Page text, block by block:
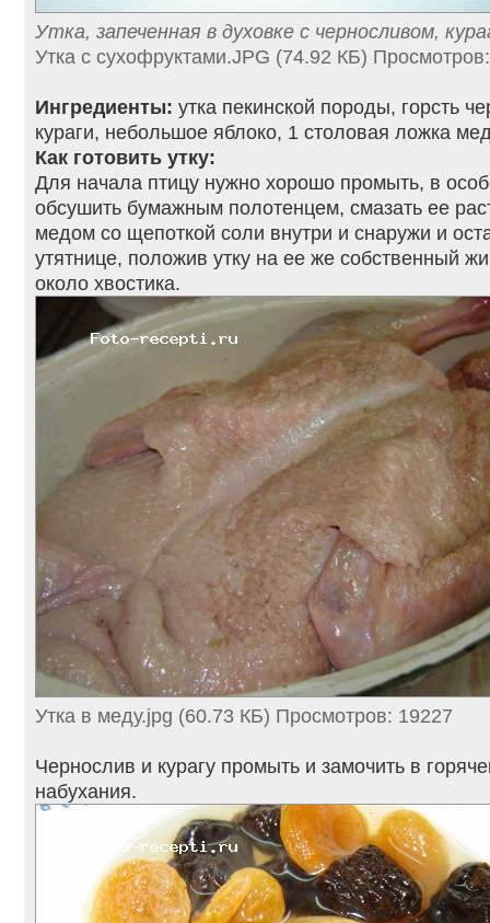
Утка, запеченная в духовке с черносливом,
Утка с сухофруктами.JPG (74.92 КБ)
Ингредиенты: утка пекинской породы, горсть
кураги, небольшое яблоко, 1 столовая ложка
Как готовить утку:
Для начала птицу нужно хорошо промыть, в
обсушить бумажным полотенцем, смазать ее
медом со щепоткой соли внутри и снаружи и
утятнице, положив утку на ее же собственный
около хвостика.
Утка в меду.jpg (60.73 КБ) Просмотров: 19227
Чернослив и курагу промыть и замочить в
набухания.